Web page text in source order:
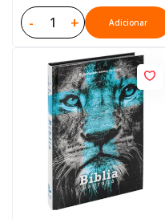
- + Adicionar